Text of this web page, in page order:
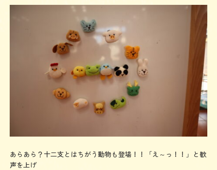
あらあら？十二支とはちがう動物も登場！！「え～っ！！」と歓
声を上げ